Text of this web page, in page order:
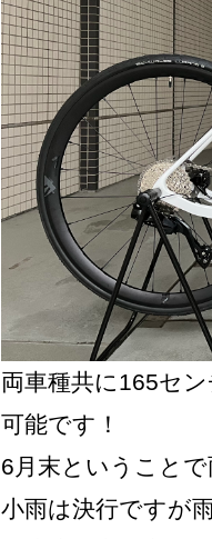
両車種共に165セ
可能です！
6月末ということで
小雨は決行ですが